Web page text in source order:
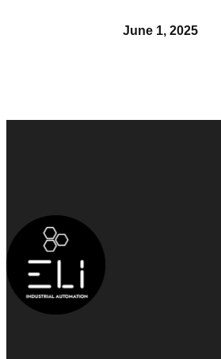
June 1, 2025